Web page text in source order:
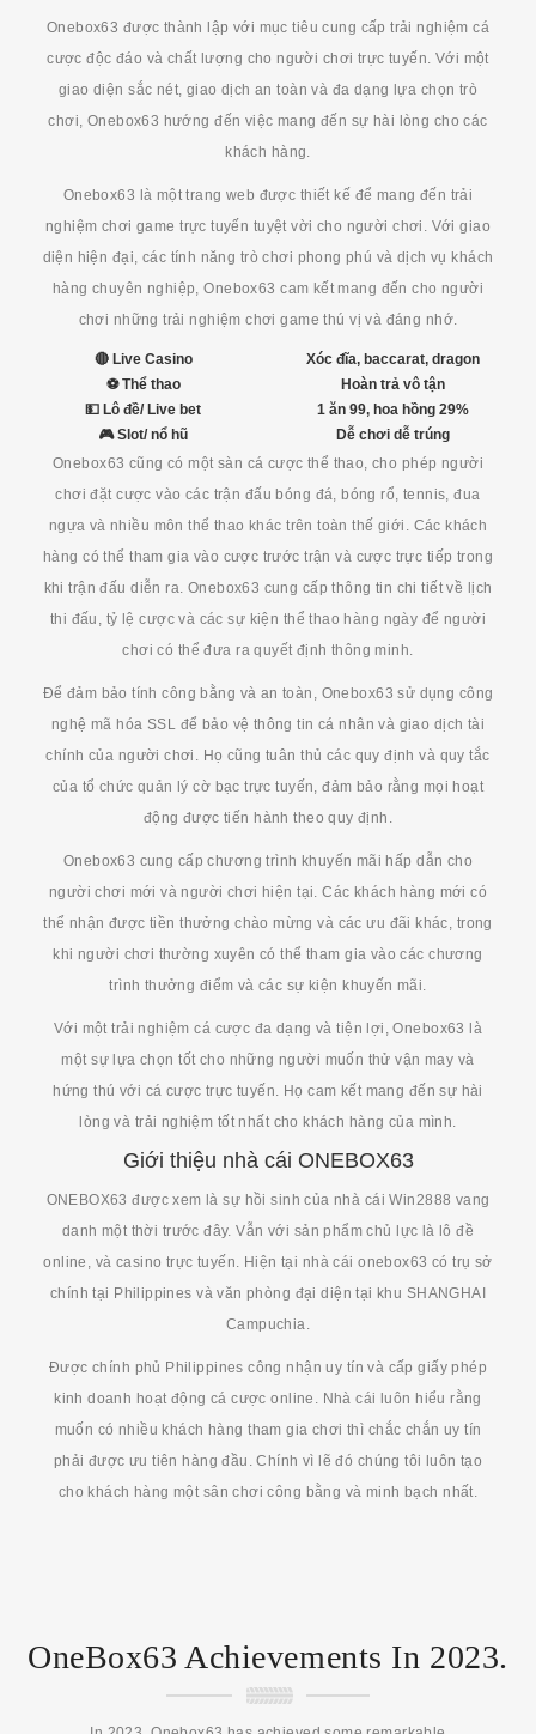
Onebox63 được thành lập với mục tiêu cung cấp trải nghiệm cá
cược độc đáo và chất lượng cho người chơi trực tuyến. Với một
giao diện sắc nét, giao dịch an toàn và đa dạng lựa chọn trò
chơi, Onebox63 hướng đến việc mang đến sự hài lòng cho các
khách hàng.
Onebox63 là một trang web được thiết kế để mang đến trải
nghiệm chơi game trực tuyến tuyệt vời cho người chơi. Với giao
diện hiện đại, các tính năng trò chơi phong phú và dịch vụ khách
hàng chuyên nghiệp, Onebox63 cam kết mang đến cho người
chơi những trải nghiệm chơi game thú vị và đáng nhớ.
🔴 Live Casino
Xóc đĩa, baccarat, dragon
⚽ Thể thao
Hoàn trả vô tận
💵 Lô đề/ Live bet
1 ăn 99, hoa hồng 29%
🎮 Slot/ nổ hũ
Dễ chơi dễ trúng
Onebox63 cũng có một sàn cá cược thể thao, cho phép người
chơi đặt cược vào các trận đấu bóng đá, bóng rổ, tennis, đua
ngựa và nhiều môn thể thao khác trên toàn thế giới. Các khách
hàng có thể tham gia vào cược trước trận và cược trực tiếp trong
khi trận đấu diễn ra. Onebox63 cung cấp thông tin chi tiết về lịch
thi đấu, tỷ lệ cược và các sự kiện thể thao hàng ngày để người
chơi có thể đưa ra quyết định thông minh.
Để đảm bảo tính công bằng và an toàn, Onebox63 sử dụng công
nghệ mã hóa SSL để bảo vệ thông tin cá nhân và giao dịch tài
chính của người chơi. Họ cũng tuân thủ các quy định và quy tắc
của tổ chức quản lý cờ bạc trực tuyến, đảm bảo rằng mọi hoạt
động được tiến hành theo quy định.
Onebox63 cung cấp chương trình khuyến mãi hấp dẫn cho
người chơi mới và người chơi hiện tại. Các khách hàng mới có
thể nhận được tiền thưởng chào mừng và các ưu đãi khác, trong
khi người chơi thường xuyên có thể tham gia vào các chương
trình thưởng điểm và các sự kiện khuyến mãi.
Với một trải nghiệm cá cược đa dạng và tiện lợi, Onebox63 là
một sự lựa chọn tốt cho những người muốn thử vận may và
hứng thú với cá cược trực tuyến. Họ cam kết mang đến sự hài
lòng và trải nghiệm tốt nhất cho khách hàng của mình.
Giới thiệu nhà cái ONEBOX63
ONEBOX63 được xem là sự hồi sinh của nhà cái Win2888 vang
danh một thời trước đây. Vẫn với sản phẩm chủ lực là lô đề
online, và casino trực tuyến. Hiện tại nhà cái onebox63 có trụ sở
chính tại Philippines và văn phòng đại diện tại khu SHANGHAI
Campuchia.
Được chính phủ Philippines công nhận uy tín và cấp giấy phép
kinh doanh hoạt động cá cược online. Nhà cái luôn hiểu rằng
muốn có nhiều khách hàng tham gia chơi thì chắc chắn uy tín
phải được ưu tiên hàng đầu. Chính vì lẽ đó chúng tôi luôn tạo
cho khách hàng một sân chơi công bằng và minh bạch nhất.
OneBox63 Achievements In 2023.